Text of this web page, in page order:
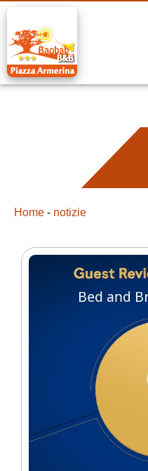
Home - notizie